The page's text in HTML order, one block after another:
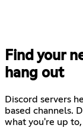
Find your
hang out
Discord servers
based channels.
what you're up